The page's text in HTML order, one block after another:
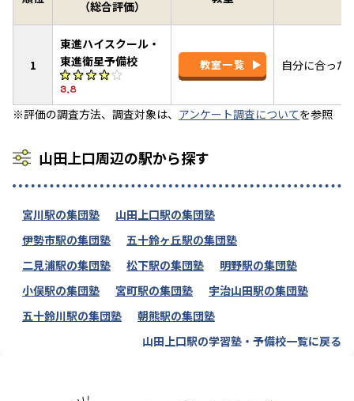
（総合評価）
1
東進ハイスクール・
東進衛星予備校
3.8
教室一覧 自分に合った
※評価の調査方法、調査対象は、 アンケート調査についてを参照
山田上口周辺の駅から探す
宮川駅の集団塾
山田上口駅の集団塾
伊勢市駅の集団塾
五十鈴ヶ丘駅の集団塾
二見浦駅の集団塾
松下駅の集団塾
明野駅の集団塾
小俣駅の集団塾
宮町駅の集団塾
宇治山田駅の集団塾
五十鈴川駅の集団塾
朝熊駅の集団塾
山田上口駅の学習塾・予備校一覧に戻る